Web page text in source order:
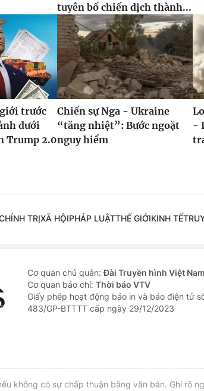
tuyên bố chiến dịch thành...
trước
dưới
Trump 2.0
Chiến sự Nga - Ukraine
“tăng nhiệt”: Bước ngoặt
nguy hiểm
-
TRỊXÃ HỘIPHÁP LUẬTTHẾ GIỚIKINH TẾ
Cơ quan chủ quản:Đài Truyền hình Việt Nam
Cơ quan báo chí: Thời báo VTV
Giấy phép hoạt động báo in và báo điện tử
483/GP-BTTTT cấp ngày 29/12/2023
không có sự chấp thuận bằng văn bản. Ghi rõ